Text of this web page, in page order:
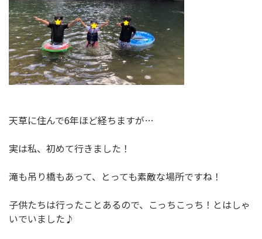
天草に住んで6年ほど経ちますが…
実は私、初めて行きました！
滝も吊り橋もあって、とっても素敵な場所ですね！
子供たちは行ったことあるので、こっちこっち！とはしゃ
いでいました♪